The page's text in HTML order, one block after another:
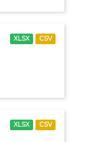
XLSX CSV
XLSX CSV